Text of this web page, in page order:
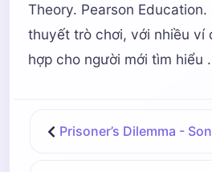
Theory. Pearson
thuyết trò chơi, với nhiều ví
hợp cho người mới tìm hiểu .
Prisoner’s Dilemma -